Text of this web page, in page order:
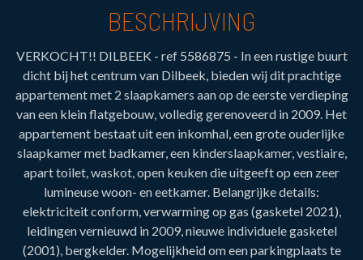
BESCHRIJVING
VERKOCHT!! DILBEEK - ref 5586875 - In een rustige buurt
dicht bij het centrum van Dilbeek, bieden wij dit prachtige
appartement met 2 slaapkamers aan op de eerste verdieping
van een klein flatgebouw, volledig gerenoveerd in 2009. Het
appartement bestaat uit een inkomhal, een grote ouderlijke
slaapkamer met badkamer, een kinderslaapkamer, vestiaire,
apart toilet, waskot, open keuken die uitgeeft op een zeer
lumineuse woon- en eetkamer. Belangrijke details:
elektriciteit conform, verwarming op gas (gasketel 2021),
leidingen vernieuwd in 2009, nieuwe individuele gasketel
(2001), bergkelder. Mogelijkheid om een parkingplaats te